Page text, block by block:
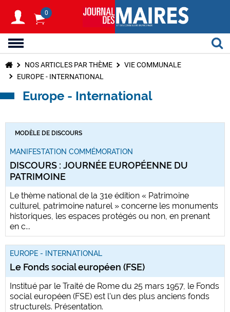
0
NOS ARTICLES PAR THÈME
VIE COMMUNALE
EUROPE - INTERNATIONAL
Europe - International
MODÈLE DE DISCOURS
MANIFESTATION COMMÉMORATION
DISCOURS : JOURNÉE EUROPÉENNE DU
PATRIMOINE
Le thème national de la 31e édition « Patrimoine
culturel, patrimoine naturel » concerne les monuments
historiques, les espaces protégés ou non, en prenant
en c...
EUROPE - INTERNATIONAL
Le Fonds social européen (FSE)
Institué par le Traité de Rome du 25 mars 1957, le Fonds
social européen (FSE) est l'un des plus anciens fonds
structurels. Présentation.